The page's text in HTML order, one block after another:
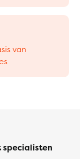
van
specialisten